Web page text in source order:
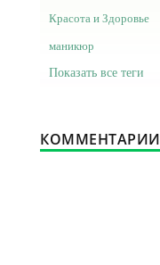
Красота и Здоровье
маникюр
Показать все теги
КОММЕНТАРИИ